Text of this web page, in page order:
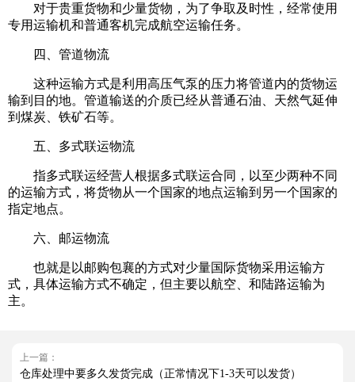
对于贵重货物和少量货物，为了争取及时性，经常使用
专用运输机和普通客机完成航空运输任务。
四、管道物流
这种运输方式是利用高压气泵的压力将管道内的货物运
输到目的地。管道输送的介质已经从普通石油、天然气延伸
到煤炭、铁矿石等。
五、多式联运物流
指多式联运经营人根据多式联运合同，以至少两种不同
的运输方式，将货物从一个国家的地点运输到另一个国家的
指定地点。
六、邮运物流
也就是以邮购包襄的方式对少量国际货物采用运输方
式，具体运输方式不确定，但主要以航空、和陆路运输为
主。
上一篇：
仓库处理中要多久发货完成（正常情况下1-3天可以发货）